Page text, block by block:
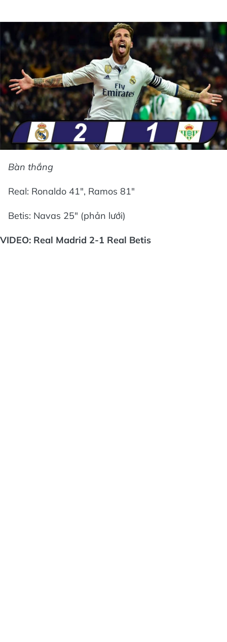
Bàn thắng
Real: Ronaldo 41", Ramos 81"
Betis: Navas 25" (phản lưới)
VIDEO: Real Madrid 2-1 Real Betis